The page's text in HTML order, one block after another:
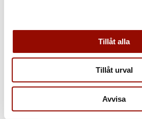
Tillåt alla
Tillåt urval
Avvisa
1.500.000 - 2.000.000 SEK
Åter
KATALOGTEXT